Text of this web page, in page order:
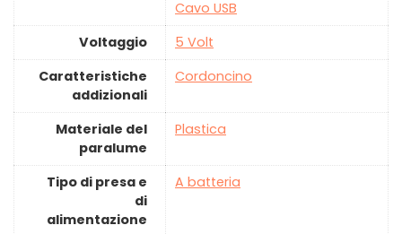
Cavo USB
Voltaggio
‎5 Volt
Caratteristiche
addizionali
‎Cordoncino
Materiale del
paralume
‎Plastica
Tipo di presa e
di
alimentazione
‎A batteria